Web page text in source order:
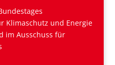
Klimaschutz und Energie
im Ausschuss für